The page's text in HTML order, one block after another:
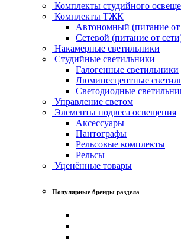
Комплекты студийного
Комплекты ТЖК
Автономный (питание от
Сетевой (питание от
Накамерные светильники
Студийные светильники
Галогенные светильники
Люминесцентные
Светодиодные
Управление светом
Элементы подвеса освещения
Аксессуары
Пантографы
Рельсовые комплекты
Рельсы
Уценённые товары
Популярные бренды раздела